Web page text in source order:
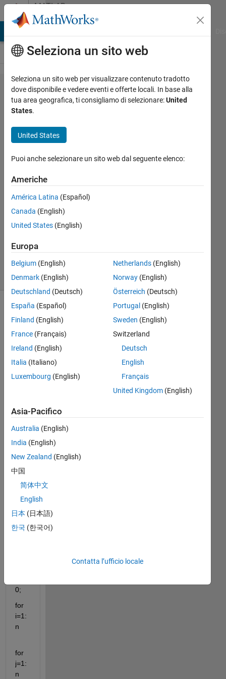
Vai al contenutoMATLAB
Answers
How to
make
efficient?
Ammy
8 Giu
2021
3
Risposte
8 Giu 2021
7
Visualizzazioni
(30 giorni)
Mostra
commenti
meno
ma
de
foll
owi
ng
e .
[0:n
-1];
0;
for
i=1:
n
for
j=1:
n
Seleziona un sito web
Seleziona un sito web per visualizzare contenuto tradotto
dove disponibile e vedere eventi e offerte locali. In base alla
tua area geografica, ti consigliamo di selezionare:United
States.
United States
Puoi anche selezionare un sito web dal seguente elenco:
Americhe
América Latina (Español)
Canada (English)
United States (English)
Europa
Belgium (English)
Denmark (English)
Deutschland (Deutsch)
España (Español)
Finland (English)
France (Français)
Ireland (English)
Italia (Italiano)
Luxembourg (English)
Netherlands(English)
Norway(English)
Österreich (Deutsch)
Portugal (English)
Sweden (English)
Switzerland
Deutsch
English
Français
United Kingdom(English)
Asia-Pacifico
Australia (English)
India (English)
New Zealand (English)
中国
简体中文
English
日本 (日本語)
한국 (한국어)
Contatta l’ufficio locale